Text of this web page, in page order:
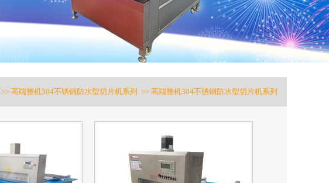
>> 高端整机304不锈钢防水型切片机系列 >> 高端整机304不锈钢防水型切片机系列